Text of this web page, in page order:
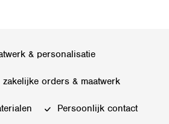
& personalisatie
orders & maatwerk
Persoonlijk contact